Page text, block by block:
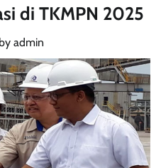
di TKMPN 2025
by admin